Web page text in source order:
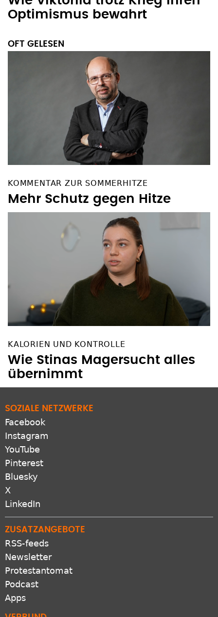
Wie Viktoriia trotz Krieg ihren
Optimismus bewahrt
OFT GELESEN
KOMMENTAR ZUR SOMMERHITZE
Mehr Schutz gegen Hitze
KALORIEN UND KONTROLLE
Wie Stinas Magersucht alles
SOZIALE NETZWERKE
Facebook
Instagram
YouTube
Pinterest
Bluesky
X
ZUSATZANGEBOTE
RSS-feeds
Newsletter
Protestantomat
Podcast